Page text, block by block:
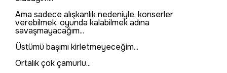
Ama sadece alışkanlık nedeniyle, konserler
verebilmek, oyunda kalabilmek adına
savaşmayacağım...
Üstümü başımı kirletmeyeceğim...
Ortalık çok çamurlu...